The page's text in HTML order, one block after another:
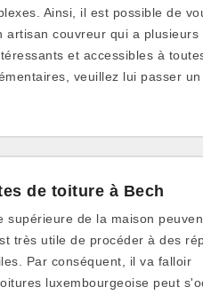
Ainsi, il est possible de
couvreur qui a plusieurs
et accessibles à
veuillez lui passer un
de toiture à Bech
de la maison
très utile de procéder à des
Par conséquent, il va falloir
luxembourgeoise peut